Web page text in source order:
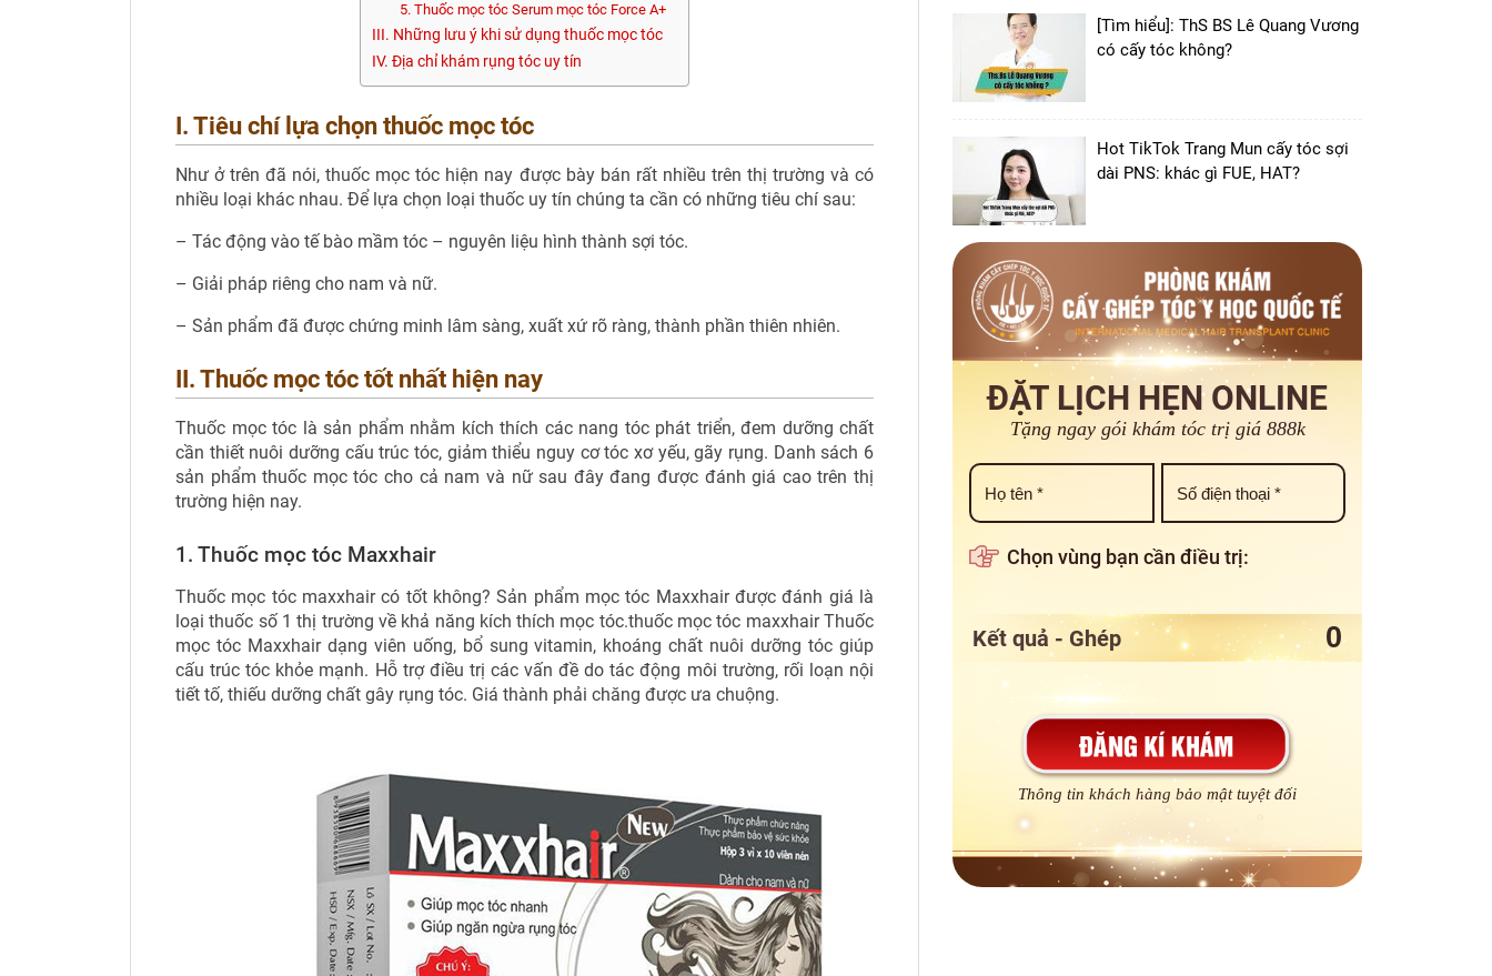
5. Thuốc mọc tóc Serum mọc tóc Force A+
III. Những lưu ý khi sử dụng thuốc mọc tóc
IV. Địa chỉ khám rụng tóc uy tín
I. Tiêu chí lựa chọn thuốc mọc tóc
Như ở trên đã nói, thuốc mọc tóc hiện nay được bày bán rất nhiều trên thị trường và có
nhiều loại khác nhau. Để lựa chọn loại thuốc uy tín chúng ta cần có những tiêu chí sau:
– Tác động vào tế bào mầm tóc – nguyên liệu hình thành sợi tóc.
– Giải pháp riêng cho nam và nữ.
– Sản phẩm đã được chứng minh lâm sàng, xuất xứ rõ ràng, thành phần thiên nhiên.
II. Thuốc mọc tóc tốt nhất hiện nay
Thuốc mọc tóc là sản phẩm nhằm kích thích các nang tóc phát triển, đem dưỡng chất
cần thiết nuôi dưỡng cấu trúc tóc, giảm thiểu nguy cơ tóc xơ yếu, gãy rụng. Danh sách 6
sản phẩm thuốc mọc tóc cho cả nam và nữ sau đây đang được đánh giá cao trên thị
trường hiện nay.
1. Thuốc mọc tóc Maxxhair
Thuốc mọc tóc maxxhair có tốt không? Sản phẩm mọc tóc Maxxhair được đánh giá là
loại thuốc số 1 thị trường về khả năng kích thích mọc tóc.thuốc mọc tóc maxxhair Thuốc
mọc tóc Maxxhair dạng viên uống, bổ sung vitamin, khoáng chất nuôi dưỡng tóc giúp
cấu trúc tóc khỏe mạnh. Hỗ trợ điều trị các vấn đề do tác động môi trường, rối loạn nội
tiết tố, thiếu dưỡng chất gây rụng tóc. Giá thành phải chăng được ưa chuộng.
[Tìm hiểu]: ThS BS Lê Quang Vương
có cấy tóc không?
Hot TikTok Trang Mun cấy tóc sợi
dài PNS: khác gì FUE, HAT?
ĐẶT LỊCH HẸN ONLINE
Tặng ngay gói khám tóc trị giá 888k
Chọn vùng bạn cần điều trị:
Kết quả - Ghép
Thông tin khách hàng bảo mật tuyệt đối